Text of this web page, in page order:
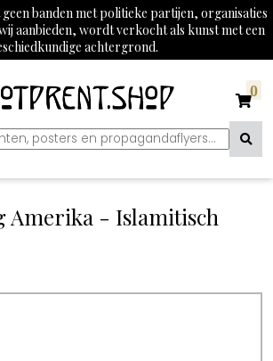
banden met politieke partijen, organisaties
aanbieden, wordt verkocht als kunst met een
achtergrond.
0
Amerika - Islamitisch